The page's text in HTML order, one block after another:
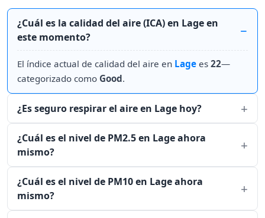
¿Cuál es la calidad del aire (ICA) en Lage en
este momento?
El índice actual de calidad del aire en Lage es 22—
categorizado como Good.
¿Es seguro respirar el aire en Lage hoy?
¿Cuál es el nivel de PM2.5 en Lage ahora
mismo?
¿Cuál es el nivel de PM10 en Lage ahora
mismo?